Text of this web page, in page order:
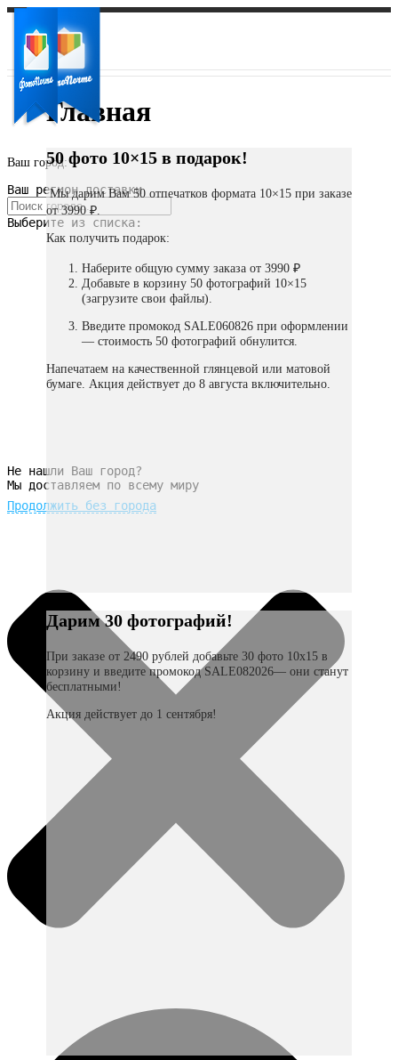
Ваш город:
Ваш регион доставки
Выберите из списка:
Не нашли Ваш город?
Мы доставляем по всему миру
Продолжить без города
Главная
50 фото 10×15 в подарок!
Мы дарим Вам 50 отпечатков формата 10×15 при заказе
от 3990 ₽.
Как получить подарок:
Наберите общую сумму заказа от 3990 ₽
Добавьте в корзину 50 фотографий 10×15
(загрузите свои файлы).
Введите промокод SALE060826 при оформлении
— стоимость 50 фотографий обнулится.
Напечатаем на качественной глянцевой или матовой
бумаге. Акция действует до 8 августа включительно.
Дарим 30 фотографий!
При заказе от 2490 рублей добавьте 30 фото 10х15 в
корзину и введите промокод SALE082026— они станут
бесплатными!
Акция действует до 1 сентября!